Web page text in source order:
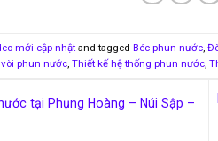
mới cập nhật and tagged Béc phun nước,
phun nước, Thiết kế hệ thống phun nước,
tại Phụng Hoàng – Núi Sập –